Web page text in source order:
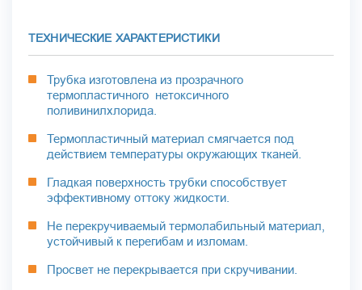
ТЕХНИЧЕСКИЕ ХАРАКТЕРИСТИКИ
Трубка изготовлена из прозрачного
термопластичного нетоксичного
поливинилхлорида.
Термопластичный материал смягчается под
действием температуры окружающих тканей.
Гладкая поверхность трубки способствует
эффективному оттоку жидкости.
Не перекручиваемый термолабильный материал,
устойчивый к перегибам и изломам.
Просвет не перекрывается при скручивании.